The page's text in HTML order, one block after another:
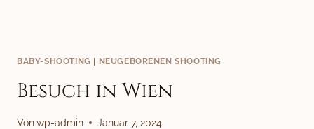
BABY-SHOOTING NEUGEBORENEN SHOOTING
Besuch in Wien
Vonwp-admin Januar 7, 2024